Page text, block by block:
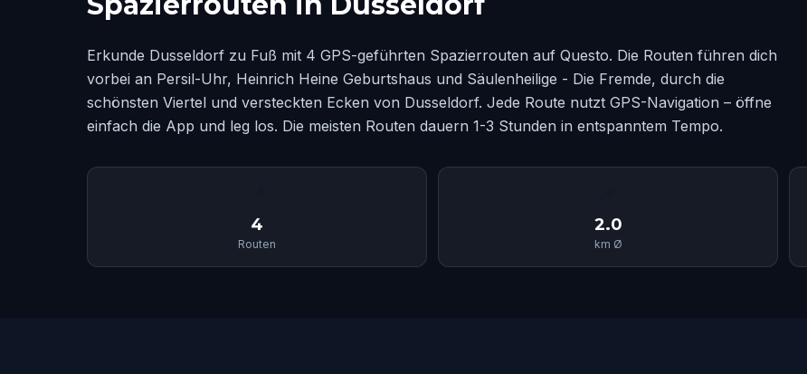
Erkunde Dusseldorf zu Fuß mit 4 GPS-geführten Spazierrouten auf Questo. Die Routen führen dich
vorbei an Persil-Uhr, Heinrich Heine Geburtshaus und Säulenheilige - Die Fremde, durch die
schönsten Viertel und versteckten Ecken von Dusseldorf. Jede Route nutzt GPS-Navigation – öffne
einfach die App und leg los. Die meisten Routen dauern 1-3 Stunden in entspanntem Tempo.
4
Routen
2.0
km Ø